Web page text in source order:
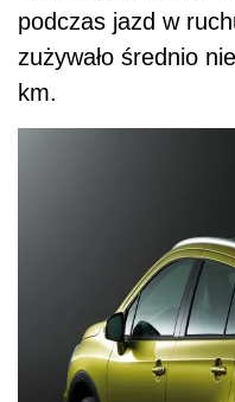
podczas jazd w
zużywało średnio
km.